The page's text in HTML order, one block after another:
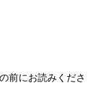
前にお読みくださ